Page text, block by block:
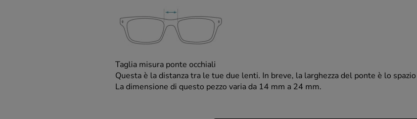
Taglia misura ponte occhiali
Questa è la distanza tra le tue due lenti. In breve, la larghezza del ponte è lo
La dimensione di questo pezzo varia da 14 mm a 24 mm.